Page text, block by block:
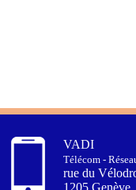
VADI
Télécom -
rue du